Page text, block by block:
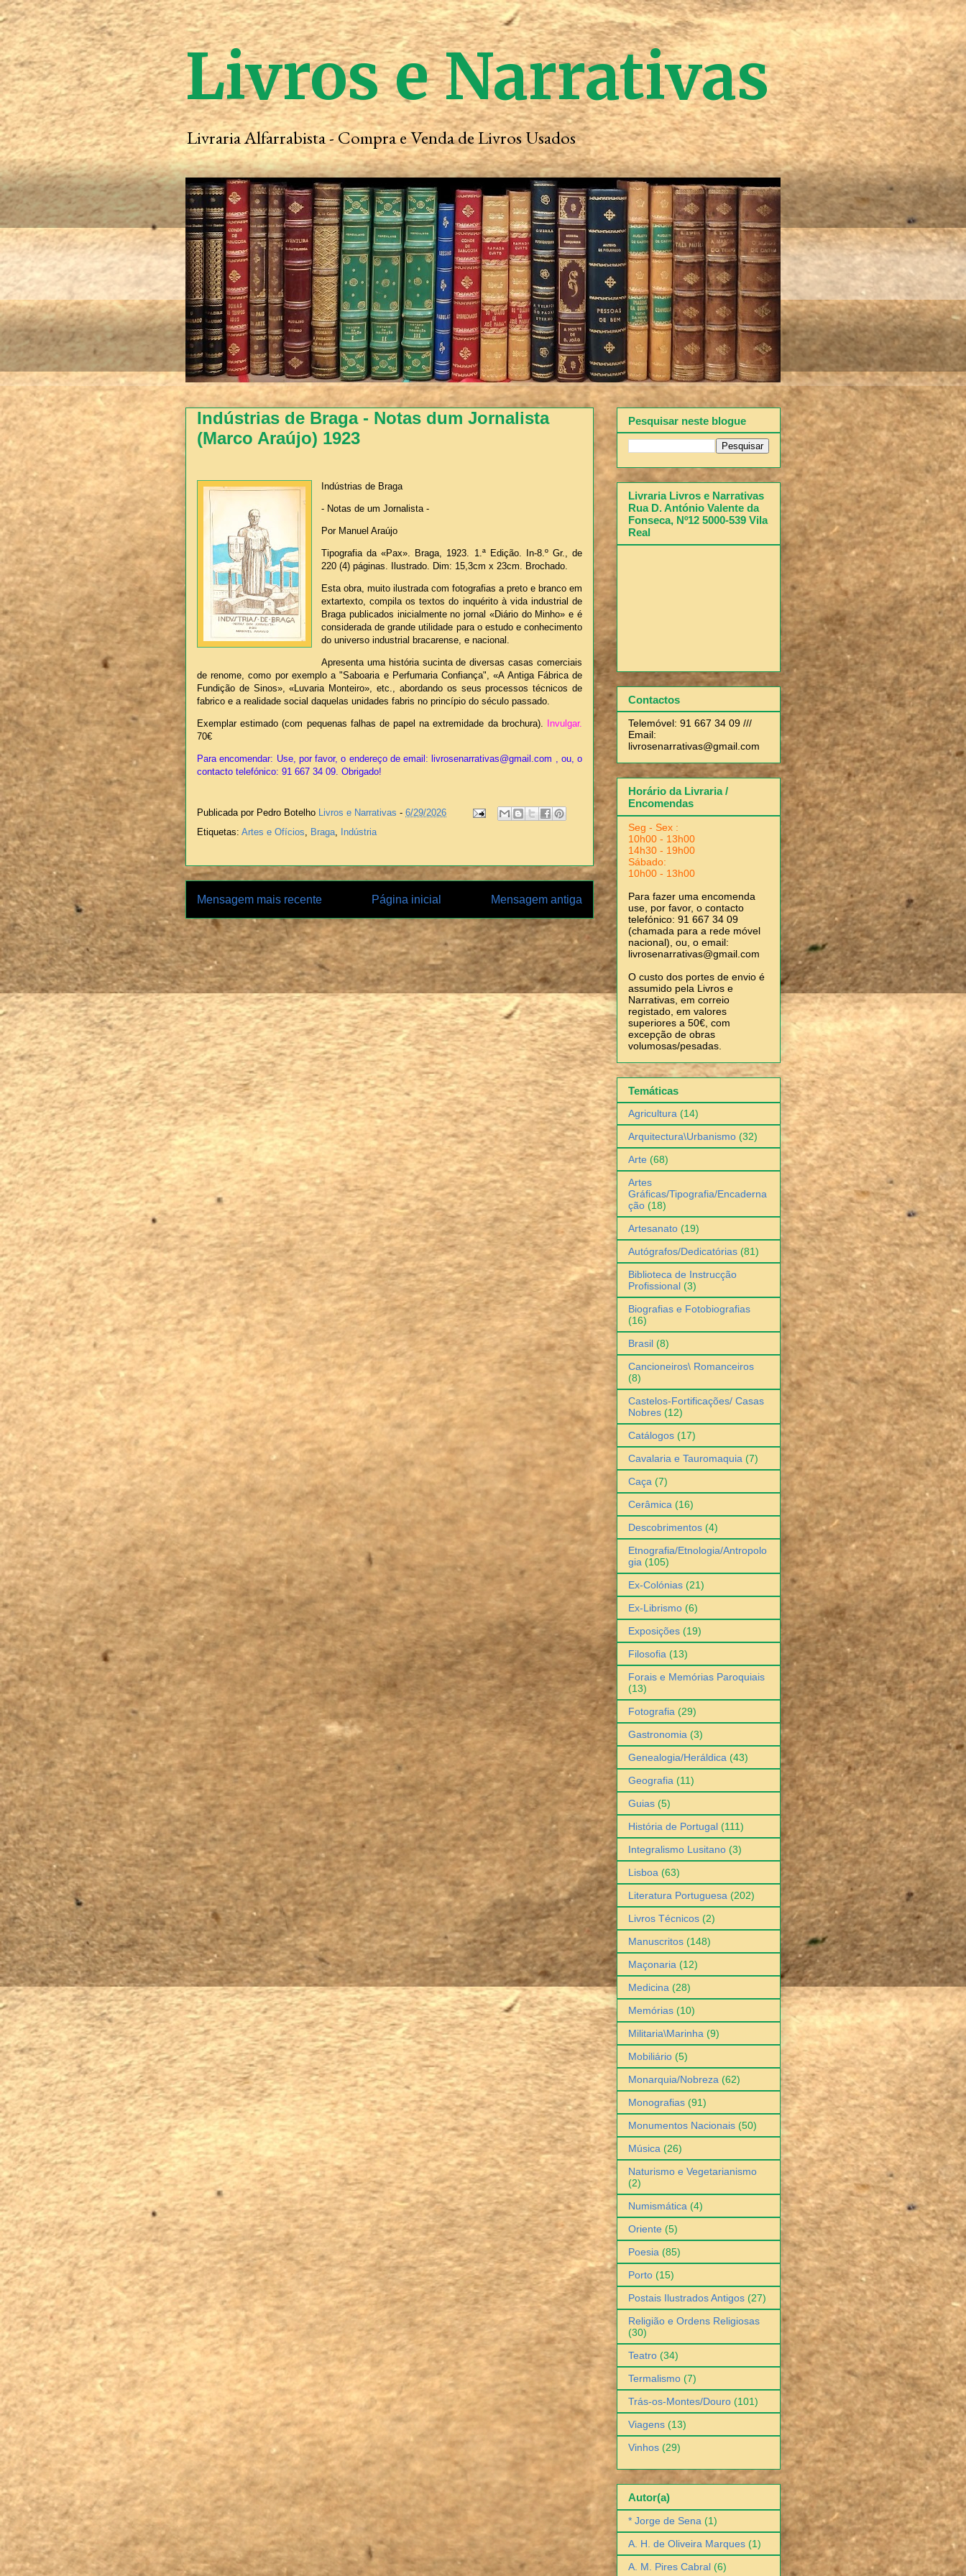
Livros e Narrativas
Livraria Alfarrabista - Compra e Venda de Livros Usados
Indústrias de Braga - Notas dum Jornalista
(Marco Araújo) 1923
Indústrias de Braga
- Notas de um Jornalista -
Por Manuel Araújo
Tipografia da «Pax». Braga, 1923. 1.ª Edição. In-8.º Gr., de
220 (4) páginas. Ilustrado. Dim: 15,3cm x 23cm. Brochado.
Esta obra, muito ilustrada com fotografias a preto e branco em
extartexto, compila os textos do inquérito à vida industrial de
Braga publicados inicialmente no jornal «Diário do Minho» e é
considerada de grande utilidade para o estudo e conhecimento
do universo industrial bracarense, e nacional.
Apresenta uma história sucinta de diversas casas comerciais
de renome, como por exemplo a "Saboaria e Perfumaria Confiança", «A Antiga Fábrica de
Fundição de Sinos», «Luvaria Monteiro», etc., abordando os seus processos técnicos de
fabrico e a realidade social daquelas unidades fabris no princípio do século passado.
Exemplar estimado (com pequenas falhas de papel na extremidade da brochura).
Invulgar.
70€
Para encomendar: Use, por favor, o endereço de email: livrosenarrativas@gmail.com , ou, o
contacto telefónico: 91 667 34 09. Obrigado!
Publicada por Pedro Botelho Livros e Narrativas - 6/29/2026
Etiquetas: Artes e Ofícios Braga Indústria
Mensagem mais recente Mensagem antiga
Página inicial
Pesquisar neste blogue
Livraria Livros e Narrativas
Rua D. António Valente da
Fonseca, Nº12 5000-539 Vila
Real
Contactos
Telemóvel: 91 667 34 09 ///
Email:
livrosenarrativas@gmail.com
Horário da Livraria /
Encomendas
Seg - Sex :
10h00 - 13h00
14h30 - 19h00
Sábado:
10h00 - 13h00
Para fazer uma encomenda
use, por favor, o contacto
telefónico: 91 667 34 09
(chamada para a rede móvel
nacional), ou, o email:
livrosenarrativas@gmail.com
O custo dos portes de envio é
assumido pela Livros e
Narrativas, em correio
registado, em valores
superiores a 50€, com
excepção de obras
volumosas/pesadas.
Temáticas
Agricultura (14)
Arquitectura\Urbanismo (32)
Arte (68)
Artes
Gráficas/Tipografia/Encaderna
ção (18)
Artesanato (19)
Autógrafos/Dedicatórias (81)
Biblioteca de Instrucção
Profissional (3)
Biografias e Fotobiografias
(16)
Brasil (8)
Cancioneiros\ Romanceiros
(8)
Castelos-Fortificações/ Casas
Nobres (12)
Catálogos (17)
Cavalaria e Tauromaquia (7)
Caça (7)
Cerâmica (16)
Descobrimentos (4)
Etnografia/Etnologia/Antropolo
gia (105)
Ex-Colónias (21)
Ex-Librismo (6)
Exposições (19)
Filosofia (13)
Forais e Memórias Paroquiais
(13)
Fotografia (29)
Gastronomia (3)
Genealogia/Heráldica (43)
Geografia (11)
Guias (5)
História de Portugal (111)
Integralismo Lusitano (3)
Lisboa (63)
Literatura Portuguesa (202)
Livros Técnicos (2)
Manuscritos (148)
Maçonaria (12)
Medicina (28)
Memórias (10)
Militaria\Marinha (9)
Mobiliário (5)
Monarquia/Nobreza (62)
Monografias (91)
Monumentos Nacionais (50)
Música (26)
Naturismo e Vegetarianismo
(2)
Numismática (4)
Oriente (5)
Poesia (85)
Porto (15)
Postais Ilustrados Antigos (27)
Religião e Ordens Religiosas
(30)
Teatro (34)
Termalismo (7)
Trás-os-Montes/Douro (101)
Viagens (13)
Vinhos (29)
Autor(a)
* Jorge de Sena (1)
A. H. de Oliveira Marques (1)
A. M. Pires Cabral (6)